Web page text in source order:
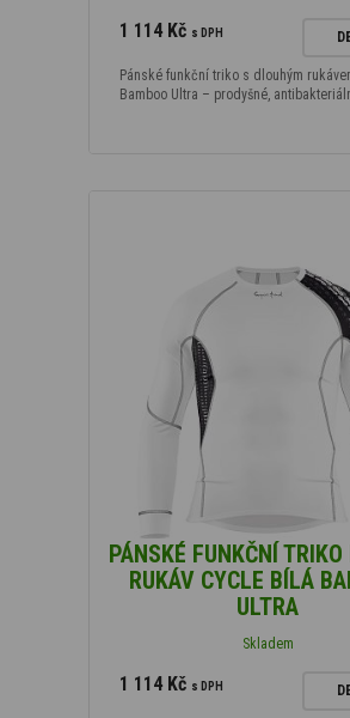
1 114 Kč s DPH
Pánské funkční triko s dlouhým
Bamboo Ultra – prodyšné,
PÁNSKÉ FUNKČNÍ TRIKO
RUKÁV CYCLE BÍLÁ
ULTRA
Skladem
1 114 Kč s DPH